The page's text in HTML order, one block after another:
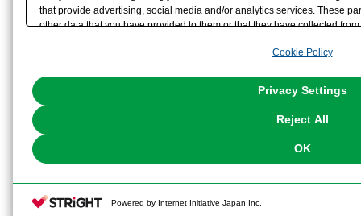
that provide advertising, social media and/or analytics services. These
other data that you have provided to them or that they have collected
the use of all Cookies except for Strictly Necessary Cookies, please
You can change your consent or rejection settings at any time via
Cookie Policy
Privacy Settings
Reject All
OK
Powered by Internet Initiative Japan Inc.